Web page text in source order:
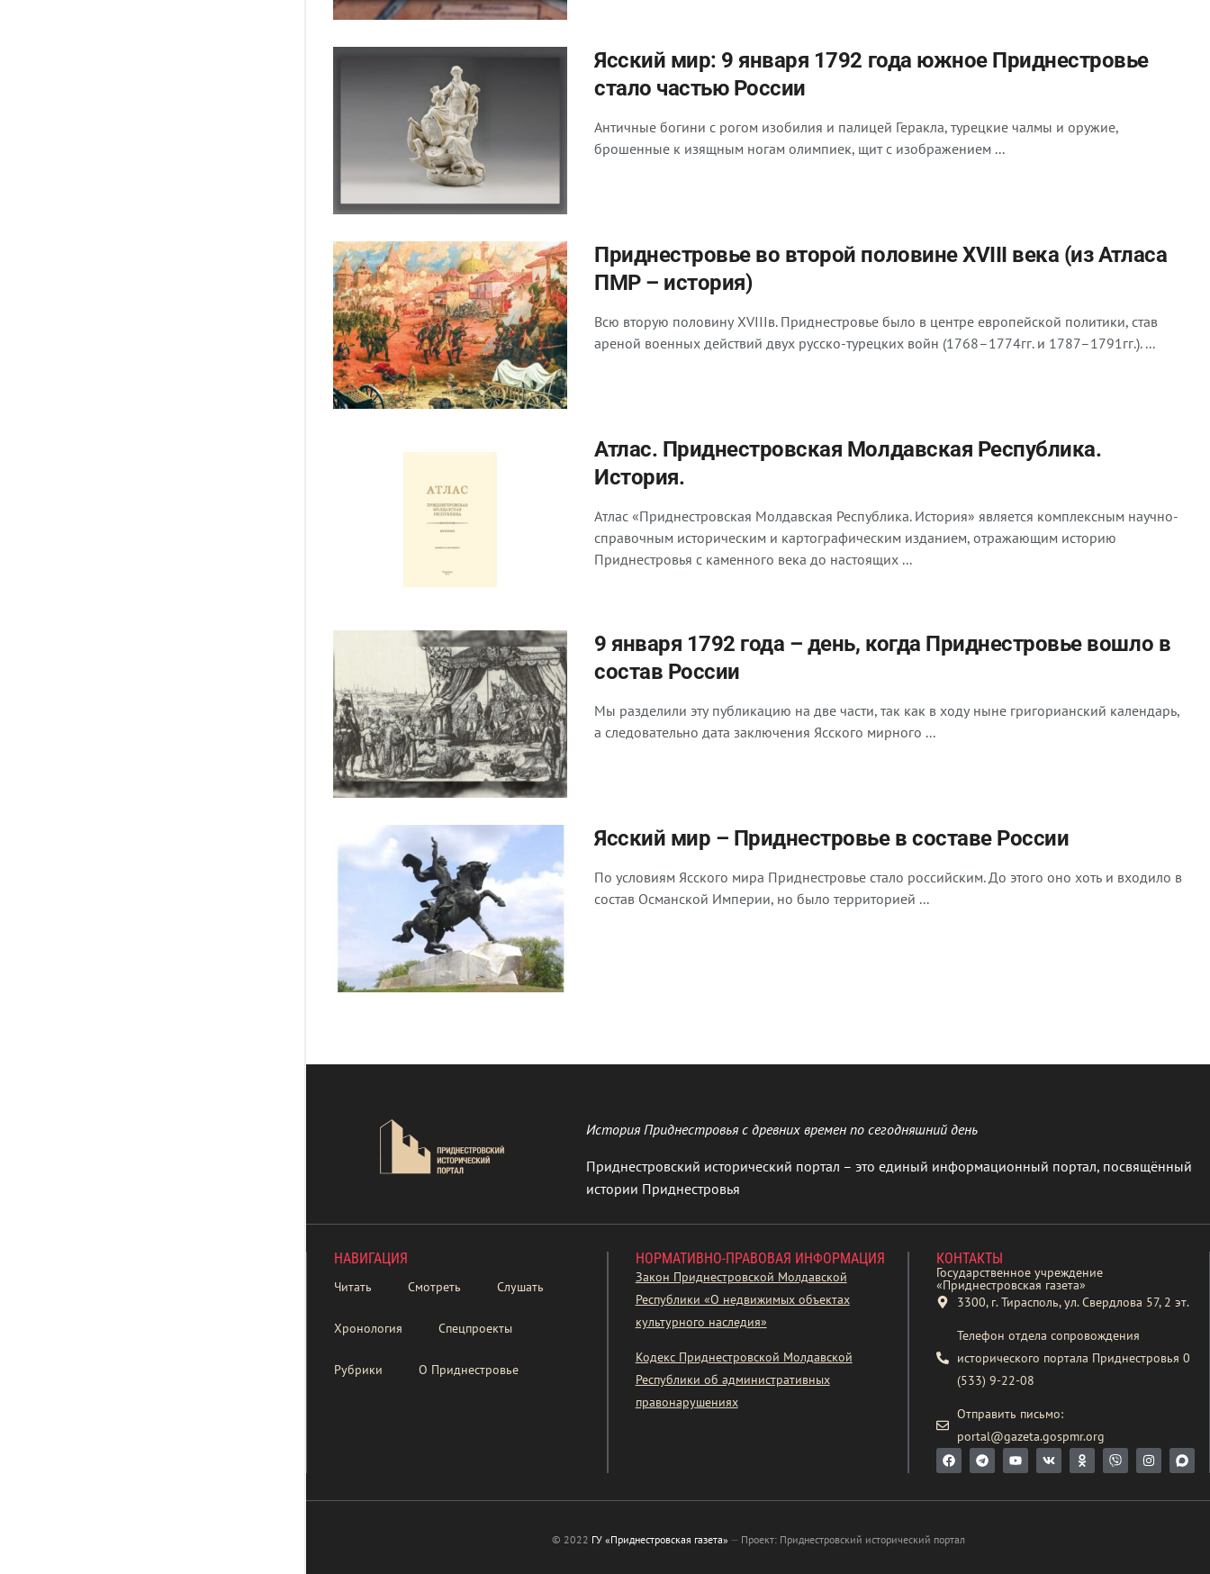
Ясский мир: 9 января 1792 года южное Приднестровье
стало частью России
Античные богини с рогом изобилия и палицей Геракла, турецкие чалмы и оружие,
брошенные к изящным ногам олимпиек, щит с изображением ...
Приднестровье во второй половине ХVIII века (из Атласа
ПМР – история)
Всю вторую половину XVIIIв. Приднестровье было в центре европейской политики, став
ареной военных действий двух русско-турецких войн (1768–1774гг. и 1787–1791гг.). ...
Атлас. Приднестровская Молдавская Республика.
История.
Атлас «Приднестровская Молдавская Республика. История» является комплексным научно-
справочным историческим и картографическим изданием, отражающим историю
Приднестровья с каменного века до настоящих ...
9 января 1792 года – день, когда Приднестровье вошло в
состав России
Мы разделили эту публикацию на две части, так как в ходу ныне григорианский календарь,
а следовательно дата заключения Ясского мирного ...
Ясский мир – Приднестровье в составе России
По условиям Ясского мира Приднестровье стало российским. До этого оно хоть и входило в
состав Османской Империи, но было территорией ...
История Приднестровья с древних времен по сегодняшний день
Приднестровский исторический портал – это единый информационный портал, посвящённый
истории Приднестровья
НАВИГАЦИЯ
Читать Смотреть Слушать
Хронология Спецпроекты
Рубрики О Приднестровье
НОРМАТИВНО-ПРАВОВАЯ ИНФОРМАЦИЯ
Закон Приднестровской Молдавской
Республики «О недвижимых объектах
культурного наследия»
Кодекс Приднестровской Молдавской
Республики об административных
правонарушениях
КОНТАКТЫ
Государственное учреждение
«Приднестровская газета»
3300, г. Тирасполь, ул. Свердлова 57, 2 эт.
Телефон отдела сопровождения
исторического портала Приднестровья 0
(533) 9-22-08
Отправить письмо:
portal@gazeta.gospmr.org
© 2022 ГУ «Приднестровская газета» — Проект: Приднестровский исторический портал